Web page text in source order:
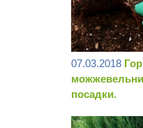
07.03.2018
посадки.